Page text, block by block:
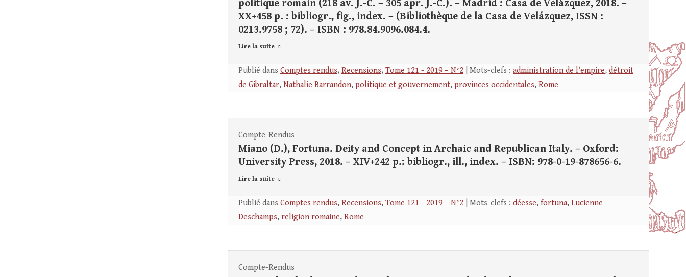
politique romain (218 av. J.-C. – 305 apr. J.-C.). – Madrid : Casa de Velázquez, 2018. –
XX+458 p. : bibliogr., fig., index. – (Bibliothèque de la Casa de Velázquez, ISSN :
0213.9758 ; 72). – ISBN : 978.84.9096.084.4.
Lire la suite
Publié dans Comptes rendus, Recensions, Tome 121 - 2019 – N°2 | Mots-clefs : administration de l'empire, détroit
de Gibraltar, Nathalie Barrandon, politique et gouvernement, provinces occidentales, Rome
Compte-Rendus
Miano (D.), Fortuna. Deity and Concept in Archaic and Republican Italy. – Oxford:
University Press, 2018. – XIV+242 p.: bibliogr., ill., index. – ISBN: 978-0-19-878656-6.
Lire la suite
Publié dans Comptes rendus, Recensions, Tome 121 - 2019 – N°2 | Mots-clefs : déesse, fortuna, Lucienne
Deschamps, religion romaine, Rome
Compte-Rendus